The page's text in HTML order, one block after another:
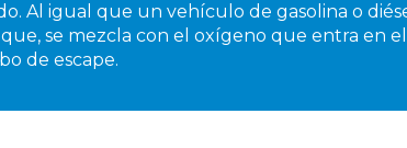
Al igual que un vehículo de gasolina o
se mezcla con el oxígeno que entra en
de escape.